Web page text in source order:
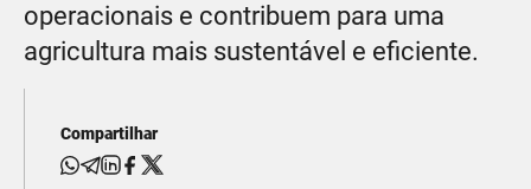
operacionais e contribuem para uma
agricultura mais sustentável e eficiente.
Compartilhar